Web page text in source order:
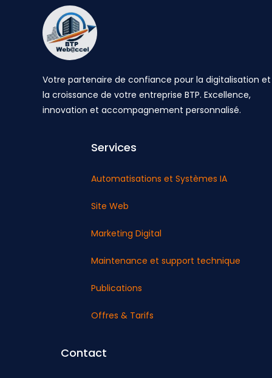
Votre partenaire de confiance pour la digitalisation et
la croissance de votre entreprise BTP. Excellence,
innovation et accompagnement personnalisé.
Services
Automatisations et Systèmes IA
Site Web
Marketing Digital
Maintenance et support technique
Publications
Offres & Tarifs
Contact